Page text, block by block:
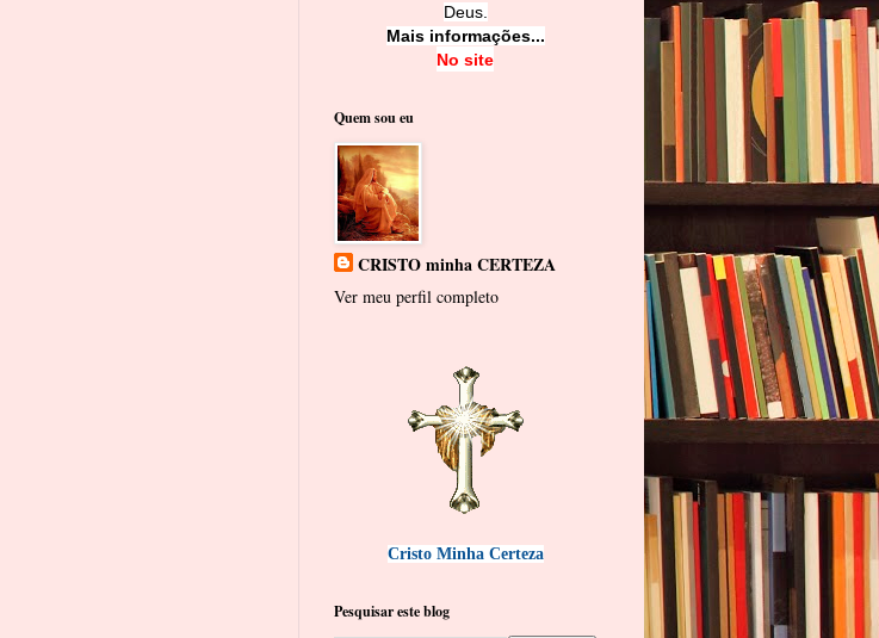
Deus.
Mais informações...
No site
Quem sou eu
CRISTO minha CERTEZA
Ver meu perfil completo
Cristo Minha Certeza
Pesquisar este blog